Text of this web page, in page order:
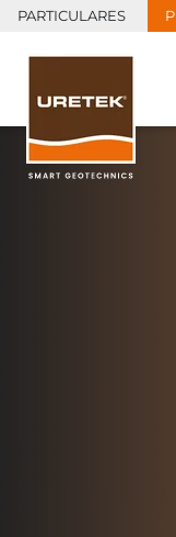
PARTICULARES